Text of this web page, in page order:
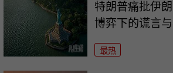
特朗普痛批伊
博弈下的谎言
最热